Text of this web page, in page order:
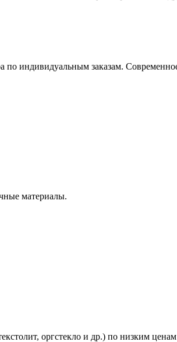
материалы.
оргстекло и др.) по низким ценам